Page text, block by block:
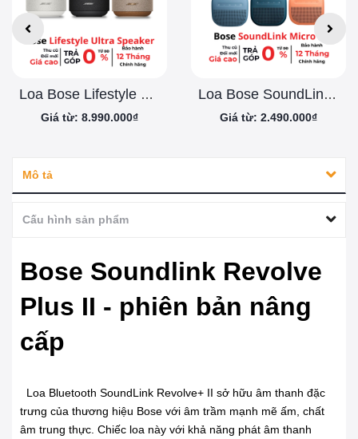
Loa Bose Lifestyle Ultra Speaker
Giá từ: 8.990.000₫
Loa Bose SoundLink Micro 2
Giá từ: 2.490.000₫
Mô tả
Cấu hình sản phẩm
Bose Soundlink Revolve
Plus II - phiên bản nâng
cấp
Loa Bluetooth SoundLink Revolve+ II sở hữu âm thanh đặc
trưng của thương hiệu Bose với âm trầm mạnh mẽ ấm, chất
âm trung thực. Chiếc loa này với khả năng phát âm thanh